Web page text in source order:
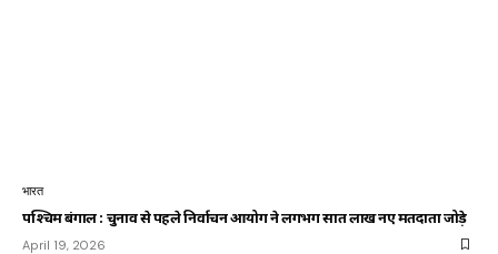
भारत
पश्चिम बंगाल : चुनाव से पहले निर्वाचन आयोग ने लगभग सात लाख नए मतदाता जोड़े
April 19, 2026